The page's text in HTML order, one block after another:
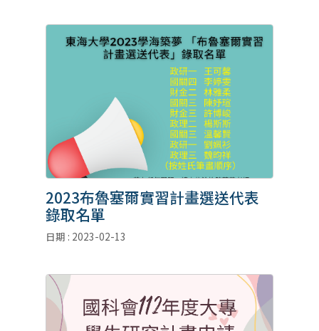
2023布魯塞爾實習計畫選送代表
錄取名單
日期 : 2023-02-13